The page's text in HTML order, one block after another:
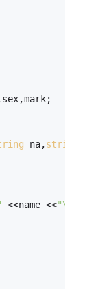
na,string
<<name <<"\t"